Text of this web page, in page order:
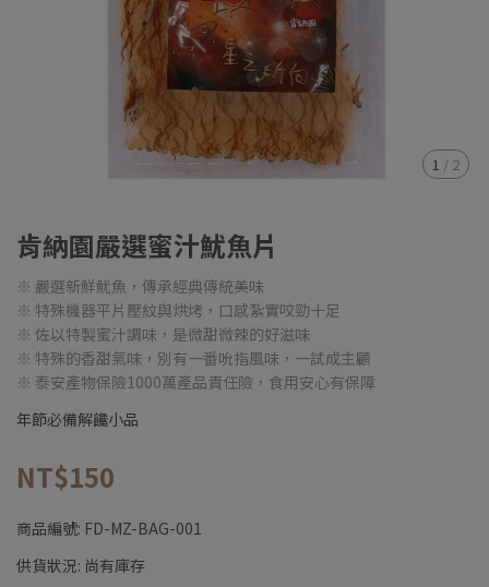
1 / 2
肯納園嚴選蜜汁魷魚片
※ 嚴選新鮮魷魚，傳承經典傳統美味
※ 特殊機器平片壓紋與烘烤，口感紮實咬勁十足
※ 佐以特製蜜汁調味，是微甜微辣的好滋味
※ 特殊的香甜氣味，別有一番吮指風味，一試成主顧
※ 泰安產物保險1000萬產品責任險，食用安心有保障
年節必備解饞小品
NT$150
商品編號: FD-MZ-BAG-001
供貨狀況: 尚有庫存